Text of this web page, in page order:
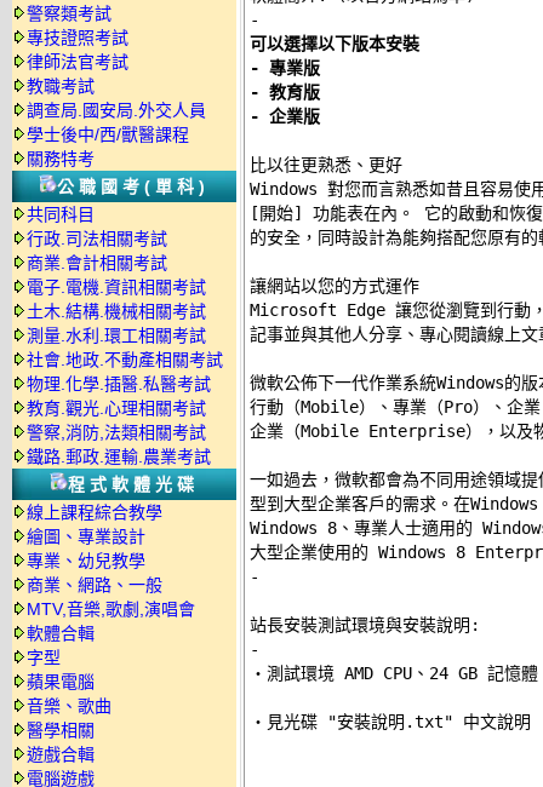
警察類考試
專技證照考試
律師法官考試
教職考試
調查局.國安局.外交人員
學士後中/西/獸醫課程
關務特考
公職國考(單科)
共同科目
行政.司法相關考試
商業.會計相關考試
電子.電機.資訊相關考試
土木.結構.機械相關考試
測量.水利.環工相關考試
社會.地政.不動產相關考試
物理.化學.插醫.私醫考試
教育.觀光.心理相關考試
警察,消防,法類相關考試
鐵路.郵政.運輸.農業考試
程式軟體光碟
線上課程綜合教學
繪圖、專業設計
專業、幼兒教學
商業、網路、一般
MTV,音樂,歌劇,演唱會
軟體合輯
字型
蘋果電腦
音樂、歌曲
醫學相關
遊戲合輯
電腦遊戲
-
可以選擇以下版本安裝
- 專業版
- 教育版
- 企業版
比以往更熟悉、更好
Windows 對您而言熟悉如昔且容易
[開始] 功能表在內。 它的啟動和恢
的安全，同時設計為能夠搭配您原有
讓網站以您的方式運作
Microsoft Edge 讓您從瀏覽到行動
記事並與其他人分享、專心閱讀線上
微軟公佈下一代作業系統Windows的
行動（Mobile）、專業（Pro）、
企業（Mobile Enterprise），以及
一如過去，微軟都會為不同用途領域
型到大型企業客戶的需求。在
Windows 8、專業人士適用的
-
站長安裝測試環境與安裝說明:
-
‧測試環境 AMD CPU、24 GB 記憶
‧見光碟 "安裝說明.txt" 中文說明